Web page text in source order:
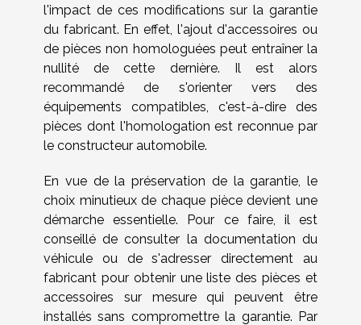
l'impact de ces modifications sur la garantie
du fabricant. En effet, l'ajout d'accessoires ou
de pièces non homologuées peut entraîner la
nullité de cette dernière. Il est alors
recommandé de s'orienter vers des
équipements compatibles, c'est-à-dire des
pièces dont l'homologation est reconnue par
le constructeur automobile.
En vue de la préservation de la garantie, le
choix minutieux de chaque pièce devient une
démarche essentielle. Pour ce faire, il est
conseillé de consulter la documentation du
véhicule ou de s'adresser directement au
fabricant pour obtenir une liste des pièces et
accessoires sur mesure qui peuvent être
installés sans compromettre la garantie. Par